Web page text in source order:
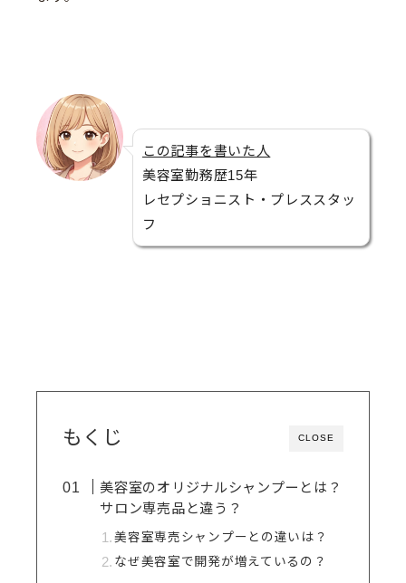
この記事を書いた人
美容室勤務歴15年
レセプショニスト・プレススタッ
フ
CLOSE
もくじ
美容室のオリジナルシャンプーとは？
サロン専売品と違う？
美容室専売シャンプーとの違いは？
なぜ美容室で開発が増えているの？